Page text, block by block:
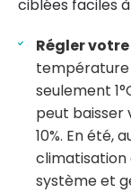
ciblées faciles
Régler
température
seulement
peut baisser
10%. En
climatisation
système et